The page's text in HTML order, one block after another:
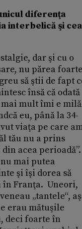
diferenţa
interbelică şi cea
dar şi cu o
nu părea foarte
să ştii de fapt
însă că odată
mai mult îmi e milă
eu, până la 34-
viaţa pe care
tău nu a prins
acea perioadă”.
mai putea
şi îşi dorea să
în Franţa. Uneori,
„tantele“,
erau mătuşile
deci foarte în